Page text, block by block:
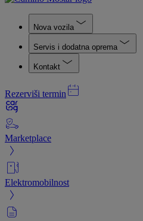
Nova vozila
Servis i dodatna oprema
Kontakt
Rezerviši termin
Marketplace
Elektromobilnost